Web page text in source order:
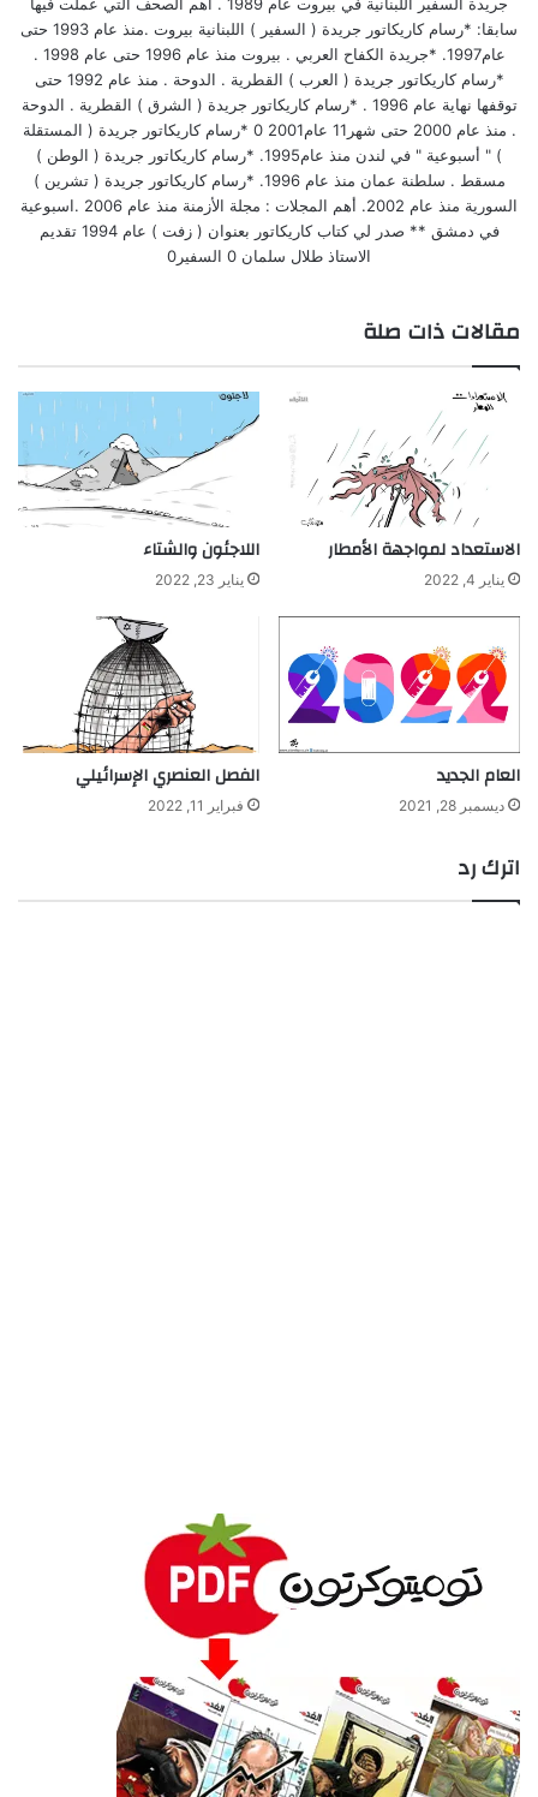
سابقا: *رسام كاريكاتور جريدة ( السفير ) اللبنانية بيروت .منذ عام 1993 حتى
عام1997. *جريدة الكفاح العربي . بيروت منذ عام 1996 حتى عام 1998 .
*رسام كاريكاتور جريدة ( العرب ) القطرية . الدوحة . منذ عام 1992 حتى
توقفها نهاية عام 1996 . *رسام كاريكاتور جريدة ( الشرق ) القطرية . الدوحة
. منذ عام 2000 حتى شهر11 عام2001 0 *رسام كاريكاتور جريدة ( المستقلة
) " أسبوعية " في لندن منذ عام1995. *رسام كاريكاتور جريدة ( الوطن )
مسقط . سلطنة عمان منذ عام 1996. *رسام كاريكاتور جريدة ( تشرين )
السورية منذ عام 2002. أهم المجلات : مجلة الأزمنة منذ عام 2006 .اسبوعية
في دمشق ** صدر لي كتاب كاريكاتور بعنوان ( زفت ) عام 1994 تقديم
الاستاذ طلال سلمان 0 السفير0
مقالات ذات صلة
الاستعداد لمواجهة الأمطار
يناير 4, 2022
اللاجئون والشتاء
يناير 23, 2022
العام الجديد
ديسمبر 28, 2021
الفصل العنصري الإسرائيلي
فبراير 11, 2022
اترك رد